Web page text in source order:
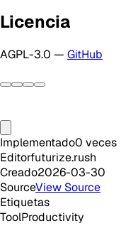
Licencia
AGPL-3.0 — GitHub
Implementado0 veces
Editorfuturize.rush
Creado2026-03-30
SourceView Source
Etiquetas
ToolProductivity